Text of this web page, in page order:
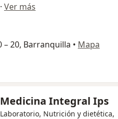
· Ver más
– 20, Barranquilla • Mapa
Medicina Integral Ips
Laboratorio, Nutrición y dietética,